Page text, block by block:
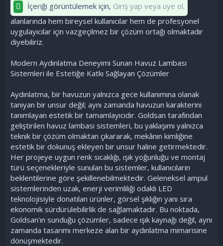
İçeriği görüntülemek için, Giriş yap veya üye ol.
alanlarında hem bireysel kullanıcılar hem de profesyonel
uygulayıcılar için vazgeçilmez bir çözüm ortağı olmaktadır
diyebiliriz.
Modern Aydınlatma Deneyimi Sunan Havuz Lambası
Sistemleri ile Estetiğe Katkı Sağlayan Çözümler
Aydınlatma, bir havuzun yalnızca gece kullanımına olanak
tanıyan bir unsur değil; aynı zamanda havuzun karakterini
tanımlayan estetik bir tamamlayıcıdır. Goldsan tarafından
geliştirilen havuz lambası sistemleri, bu yaklaşımı yalnızca
teknik bir çözüm olmaktan çıkararak, mekânın kimliğine
estetik bir dokunuş ekleyen bir unsur haline getirmektedir.
Her projeye uygun renk sıcaklığı, ışık yoğunluğu ve montaj
türü seçenekleriyle sunulan bu sistemler, kullanıcıların
beklentilerine göre şekillenebilmektedir. Geleneksel ampul
sistemlerinden uzak, enerji verimliliği odaklı LED
teknolojisiyle donatılan ürünler, görsel şıklığın yanı sıra
ekonomik sürdürülebilirlik de sağlamaktadır. Bu noktada,
Goldsan'ın sunduğu çözümler, sadece ışık kaynağı değil, aynı
zamanda tasarımı merkeze alan bir aydınlatma mimarisine
dönüşmektedir.